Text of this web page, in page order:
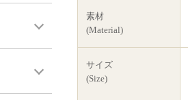
素材
(Material)
サイズ
(Size)